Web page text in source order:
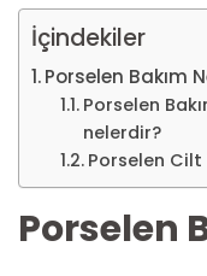
İçindekiler
Porselen Bakım
Porselen
nelerdir?
Porselen Cilt
Porselen